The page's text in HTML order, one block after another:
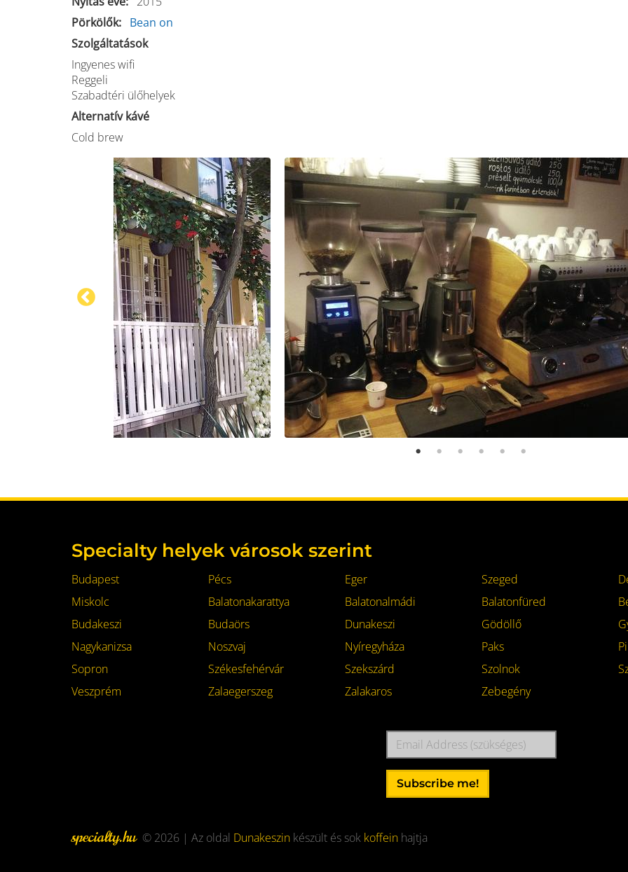
Pörkölők
Bean on
Szolgáltatások
Ingyenes wifi
Reggeli
Szabadtéri ülőhelyek
Alternatív kávé
Cold brew
Specialty helyek városok szerint
Budapest Pécs Eger Szeged
Miskolc
Balatonakarattya Balatonalmádi Balatonfüred
Budakeszi
Budaörs Dunakeszi Gödöllő
Nagykanizsa
Noszvaj Nyíregyháza Paks
Sopron
Székesfehérvár Szekszárd Szolnok
Veszprém
Zalaegerszeg Zalakaros Zebegény
Email
Address
Subscribe me!
specialty.hu © 2026 | Az oldal Dunakeszin készült és sok koffein hajtja
Footer